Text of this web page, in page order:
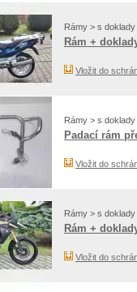
Rámy > s doklady
Rám +
Vložit do
Rámy > s doklady
Padací rám
Vložit do
Rámy > s doklady
Rám +
Vložit do